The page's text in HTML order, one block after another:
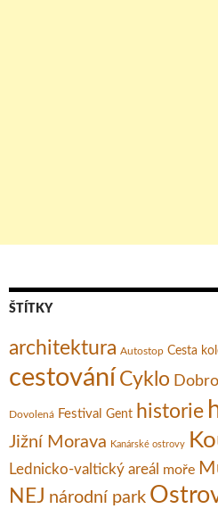
ŠTÍTKY
architektura Autostop Cesta
cestování Cyklo
Dovolená Festival Gent historie
Jižní Morava Kanárské ostrovy
Lednicko-valtický areál moře
NEJ národní park